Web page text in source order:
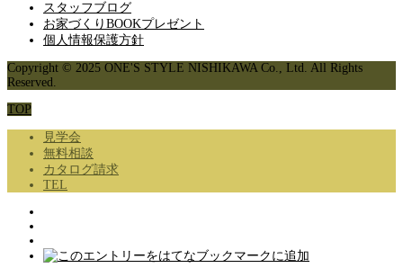
スタッフブログ
お家づくりBOOKプレゼント
個人情報保護方針
Copyright © 2025 ONE'S STYLE NISHIKAWA Co., Ltd. All Rights
Reserved.
TOP
見学会
無料相談
カタログ請求
TEL